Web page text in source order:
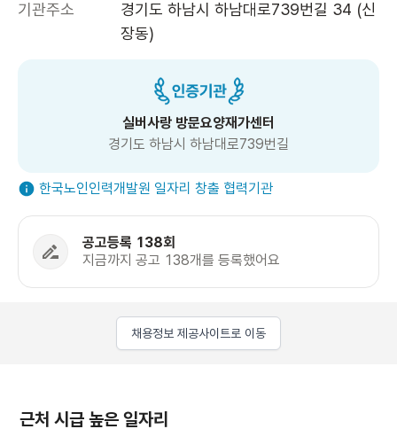
기관주소
경기도 하남시 하남대로739번길 34 (신
장동)
실버사랑 방문요양재가센터
경기도 하남시 하남대로739번길
한국노인인력개발원 일자리 창출 협력기관
공고등록 138회
지금까지 공고 138개를 등록했어요
채용정보 제공사이트로 이동
근처 시급 높은 일자리